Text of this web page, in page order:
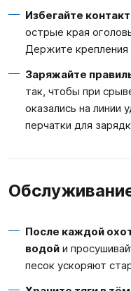
Избегайте
острые края
Держите крепления
Заряжайте
так, чтобы при
оказались на линии
перчатки для
После каждой
водой и
песок ускоряют